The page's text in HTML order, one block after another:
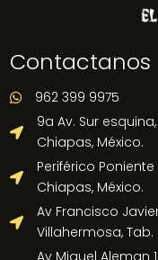
Contactanos
 962 399 9975

9a Av. Sur
Chiapas, México.

Periférico Poniente
Chiapas, México.

Av Francisco
Villahermosa, Tab.